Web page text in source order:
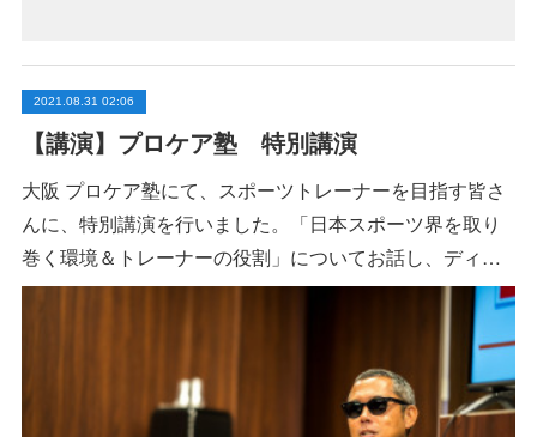
2021.08.31 02:06
【講演】プロケア塾 特別講演
大阪 プロケア塾にて、スポーツトレーナーを目指す皆さ
んに、特別講演を行いました。「日本スポーツ界を取り
巻く環境＆トレーナーの役割」についてお話し、ディ…